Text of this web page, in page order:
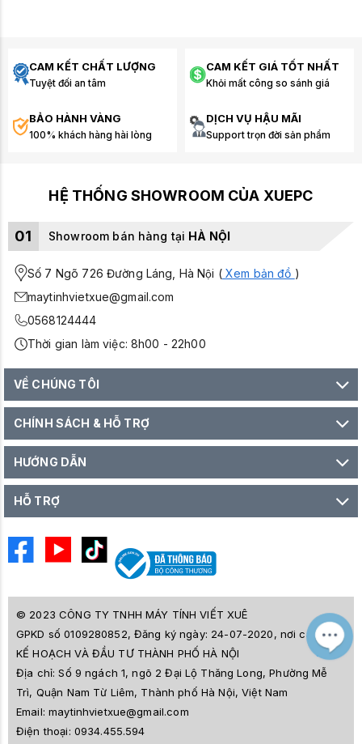
CAM KẾT CHẤT LƯỢNG
Tuyệt đối an tâm
CAM KẾT GIÁ TỐT NHẤT
Khỏi mất công so sánh giá
BẢO HÀNH VÀNG
100% khách hàng hài lòng
DỊCH VỤ HẬU MÃI
Support trọn đời sản phẩm
HỆ THỐNG SHOWROOM CỦA XUEPC
01 Showroom bán hàng tại HÀ NỘI
Số 7 Ngõ 726 Đường Láng, Hà Nội (Xem bản đồ )
maytinhvietxue@gmail.com
0568124444
Thời gian làm việc: 8h00 - 22h00
VỀ CHÚNG TÔI
CHÍNH SÁCH & HỖ TRỢ
HƯỚNG DẪN
HỖ TRỢ
© 2023 CÔNG TY TNHH MÁY TÍNH VIẾT XUÊ
GPKD số 0109280852, Đăng ký ngày: 24-07-2020, nơi cấp SỞ
KẾ HOẠCH VÀ ĐẦU TƯ THÀNH PHỐ HÀ NỘI
Địa chỉ:Số 9 ngách 1, ngõ 2 Đại Lộ Thăng Long, Phường Mễ
Trì, Quận Nam Từ Liêm, Thành phố Hà Nội, Việt Nam
Email:maytinhvietxue@gmail.com
Điện thoại: 0934.455.594